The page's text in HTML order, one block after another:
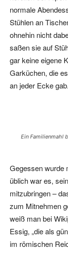
normale
Stühlen an
ohnehin nicht
saßen sie auf
gar keine eigene
Garküchen, die
an jeder Ecke gab.
Ein Familienmahl
Gegessen wurde
üblich war es,
mitzubringen –
zum Mitnehmen
weiß man bei
Essig, „die als
im römischen